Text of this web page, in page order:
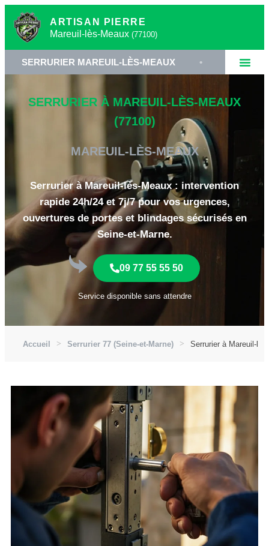
ARTISAN PIERRE
Mareuil-lès-Meaux (77100)
MAREUIL-LÈS-MEAUX • OUVERTURE DE
SERRURIER À MAREUIL-LÈS-MEAUX
(77100)
MAREUIL-LÈS-MEAUX
Serrurier à Mareuil-lès-Meaux : intervention
rapide 24h/24 et 7j/7 pour vos urgences,
ouvertures de portes et blindages sécurisés en
Seine-et-Marne.
09 77 55 55 50
Service disponible sans attendre
Accueil Serrurier 77 (Seine-et-Marne) Serrurier à Mareuil-